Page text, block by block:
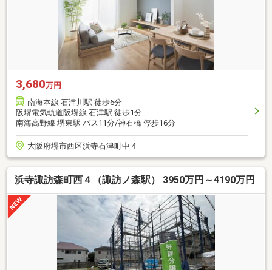
3,680万円
南海本線 石津川駅 徒歩6分
阪堺電気軌道阪堺線 石津駅 徒歩1分
南海高野線 堺東駅 バス11分/神石橋 停歩16分
大阪府堺市西区浜寺石津町中４
浜寺諏訪森町西４（諏訪ノ森駅） 3950万円～4190万円